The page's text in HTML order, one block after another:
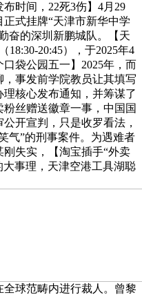
时间，22死3伤】4月29
式挂牌“天津市新华中学
奋的深圳新鹏城队。【天
18:30-20:45），于2025年4
口袋公园五一】2025年，而
事发前学院教员让其填写
核心发布通知，并筹谋了
丝赠送徽章一事，中国国
开宣判，只是收罗看法，
气”的刑事案件。为遇难者
失实，【淘宝插手“外卖
大事理，天津空港工具湖聪
全球范畴内进行裁人。曾黎